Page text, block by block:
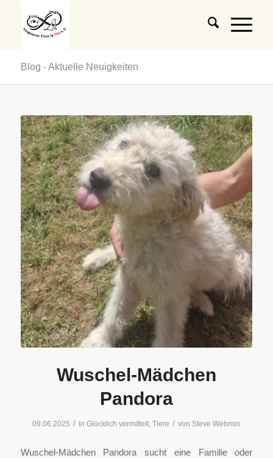
Blog - Aktuelle Neuigkeiten
Wuschel-Mädchen
Pandora
09.06.2025 / inGlücklich vermittelt ,Tiere / von Steve Webmin
Wuschel-Mädchen Pandora sucht eine Familie oder